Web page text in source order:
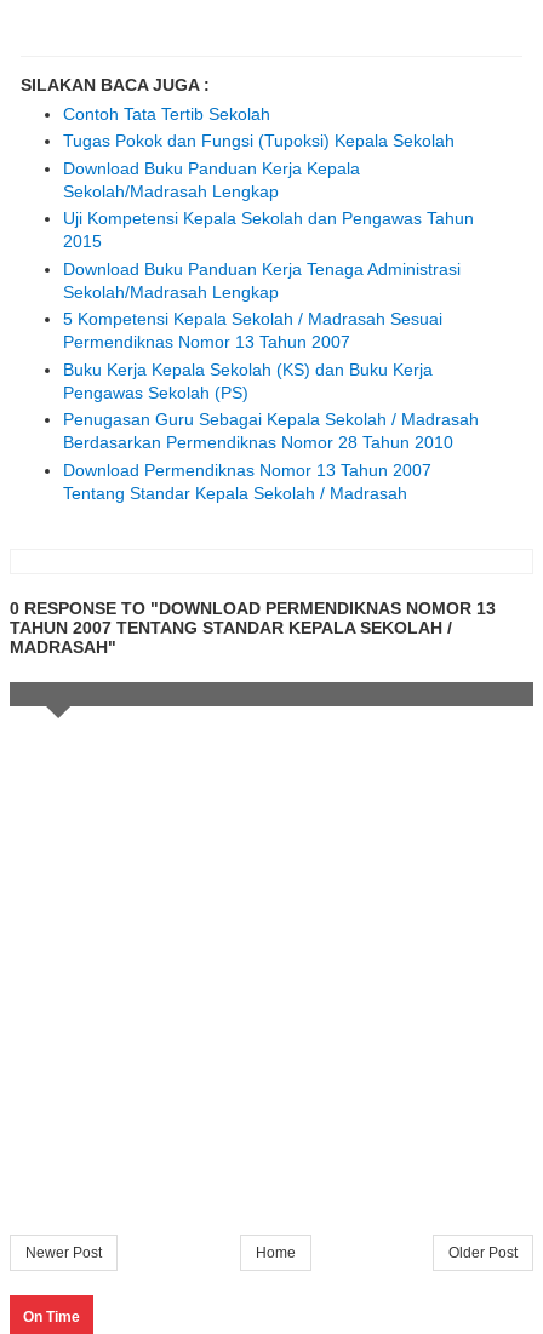
SILAKAN BACA JUGA :
Contoh Tata Tertib Sekolah
Tugas Pokok dan Fungsi (Tupoksi) Kepala Sekolah
Download Buku Panduan Kerja Kepala
Sekolah/Madrasah Lengkap
Uji Kompetensi Kepala Sekolah dan Pengawas Tahun
2015
Download Buku Panduan Kerja Tenaga Administrasi
Sekolah/Madrasah Lengkap
5 Kompetensi Kepala Sekolah / Madrasah Sesuai
Permendiknas Nomor 13 Tahun 2007
Buku Kerja Kepala Sekolah (KS) dan Buku Kerja
Pengawas Sekolah (PS)
Penugasan Guru Sebagai Kepala Sekolah / Madrasah
Berdasarkan Permendiknas Nomor 28 Tahun 2010
Download Permendiknas Nomor 13 Tahun 2007
Tentang Standar Kepala Sekolah / Madrasah
0 RESPONSE TO "DOWNLOAD PERMENDIKNAS NOMOR 13
TAHUN 2007 TENTANG STANDAR KEPALA SEKOLAH /
MADRASAH"
Newer Post Older Post
Home
On Time